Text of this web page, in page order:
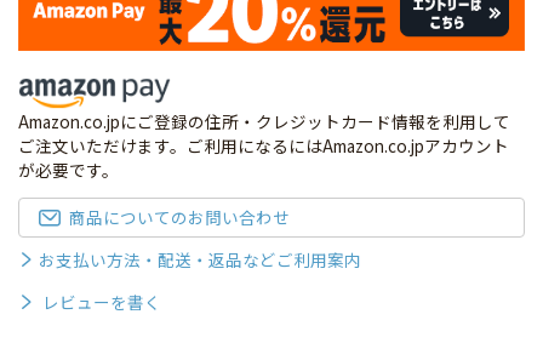
Amazon.co.jpにご登録の住所・クレジットカード情報を利用して
ご注文いただけます。ご利用になるにはAmazon.co.jpアカウント
が必要です。
商品についてのお問い合わせ
お支払い方法・配送・返品などご利用案内
レビューを書く